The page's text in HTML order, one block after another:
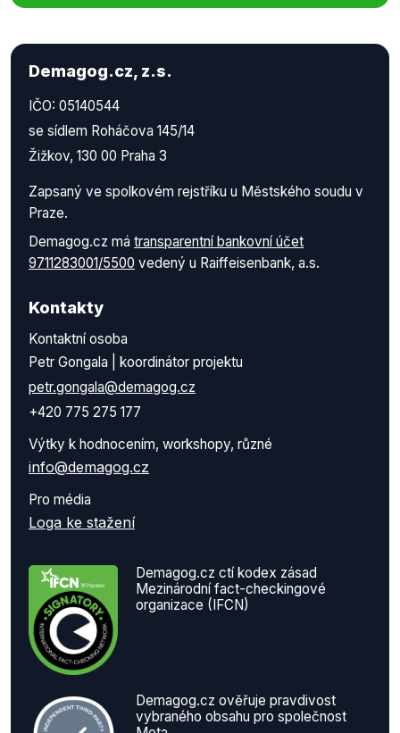
Demagog.cz, z.s.
IČO: 05140544
se sídlem Roháčova 145/14
Žižkov, 130 00 Praha 3
Zapsaný ve spolkovém rejstříku u Městského soudu v
Praze.
Demagog.cz má transparentní bankovní účet
9711283001/5500 vedený u Raiffeisenbank, a.s.
Kontakty
Kontaktní osoba
Petr Gongala | koordinátor projektu
petr.gongala@demagog.cz
+420 775 275 177
Výtky k hodnocením, workshopy, různé
info@demagog.cz
Pro média
Loga ke stažení
Demagog.cz ctí kodex zásad
Mezinárodní fact-checkingové
organizace (IFCN)
Demagog.cz ověřuje pravdivost
vybraného obsahu pro společnost